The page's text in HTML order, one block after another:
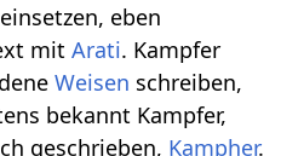
eben
mitArati. Kampfer
Weisen schreiben,
bekannt Kampfer,
geschrieben, Kampher.